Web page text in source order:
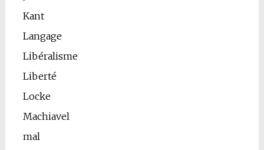
Kant
Langage
Libéralisme
Liberté
Locke
Machiavel
mal